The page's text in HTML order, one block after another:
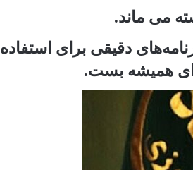
می ماند.
دقیقی برای استفاده
همیشه بست.